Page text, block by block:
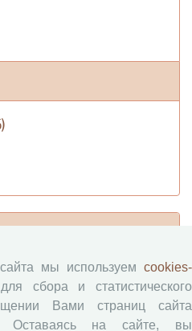
перемены
развития
мы используем cookies-
сбора и статистического
Вами страниц сайта
Оставаясь на сайте, вы